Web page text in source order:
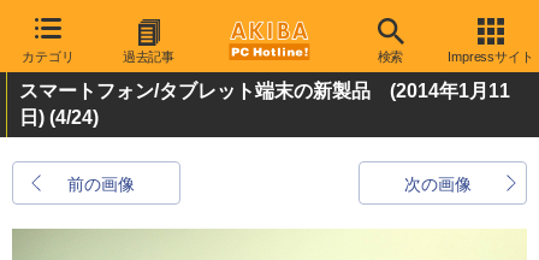
カテゴリ 過去記事 検索 Impressサイト
スマートフォン/タブレット端末の新製品 (2014年1月11
日) (4/24)
前の画像 次の画像